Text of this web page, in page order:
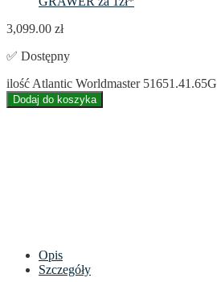
3,099.00 zł
✅ Dostępny
ilość Atlantic Worldmaster 51651.41.65G
Dodaj do koszyka
Opis
Szczegóły